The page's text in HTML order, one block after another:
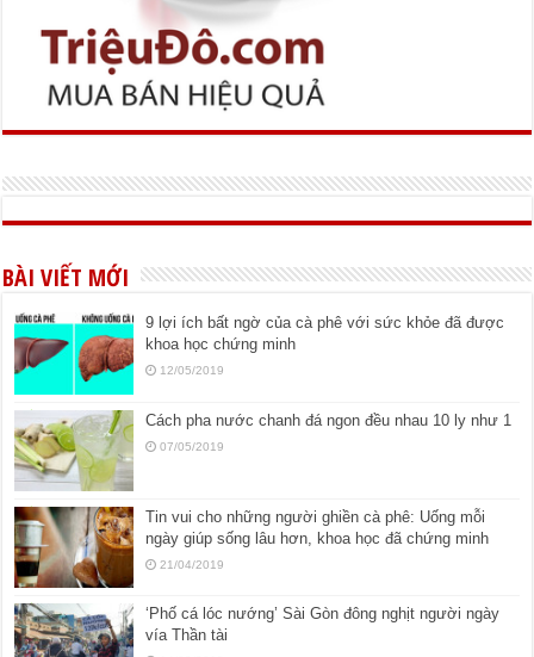
BÀI VIẾT MỚI
9 lợi ích bất ngờ của cà phê với sức khỏe đã được
khoa học chứng minh
12/05/2019
Cách pha nước chanh đá ngon đều nhau 10 ly như 1
07/05/2019
Tin vui cho những người ghiền cà phê: Uống mỗi
ngày giúp sống lâu hơn, khoa học đã chứng minh
21/04/2019
‘Phố cá lóc nướng’ Sài Gòn đông nghịt người ngày
vía Thần tài